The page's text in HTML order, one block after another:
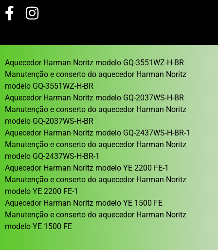
Aquecedor Harman Noritz modelo GQ-3551WZ-H-BR
Manutenção e conserto do aquecedor Harman Noritz
modelo GQ-3551WZ-H-BR
Aquecedor Harman Noritz modelo GQ-2037WS-H-BR
Manutenção e conserto do aquecedor Harman Noritz
modelo GQ-2037WS-H-BR
Aquecedor Harman Noritz modelo GQ-2437WS-H-BR-1
Manutenção e conserto do aquecedor Harman Noritz
modelo GQ-2437WS-H-BR-1
Aquecedor Harman Noritz modelo YE 2200 FE-1
Manutenção e conserto do aquecedor Harman Noritz
modelo YE 2200 FE-1
Aquecedor Harman Noritz modelo YE 1500 FE
Manutenção e conserto do aquecedor Harman Noritz
modelo YE 1500 FE